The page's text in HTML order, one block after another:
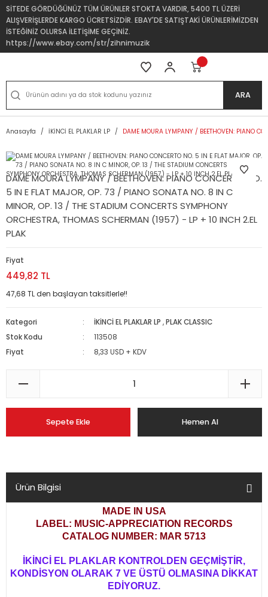
SİTEDE GÖRDÜĞÜNÜZ TÜM ÜRÜNLER STOKTA VARDIR, 5400 TL ÜZERİ
ALIŞVERİŞLERDE KARGO ÜCRETSİZDİR. EBAY'DE SATIŞTAKİ ÜRÜNLERİMİZDEN
İSTEĞİNİZ OLURSA İLETİŞİME GEÇİNİZ.
https://www.ebay.com/str/zihnimuzik
ARA
Anasayfa İKİNCİ EL PLAKLAR LP DAME MOURA LYMPANY / BEETHOVEN: PIANO
DAME MOURA LYMPANY / BEETHOVEN: PIANO CONCERTO NO.
5 IN E FLAT MAJOR, OP. 73 / PIANO SONATA NO. 8 IN C
MINOR, OP. 13 / THE STADIUM CONCERTS SYMPHONY
ORCHESTRA, THOMAS SCHERMAN (1957) - LP + 10 INCH 2.EL
PLAK
Fiyat
449,82 TL
47,68 TL den başlayan taksitlerle!!
Kategori İKİNCİ EL PLAKLAR LP ,PLAK CLASSIC
Stok Kodu
113508
Fiyat
8,33 USD + KDV
Sepete Ekle Hemen Al
Ürün Bilgisi
MADE IN USA
LABEL: MUSIC-APPRECIATION RECORDS
CATALOG NUMBER: MAR 5713
İKİNCİ EL PLAKLAR KONTROLDEN GEÇMİŞTİR,
KONDİSYON OLARAK 7 VE ÜSTÜ OLMASINA DİKKAT
EDİYORUZ.